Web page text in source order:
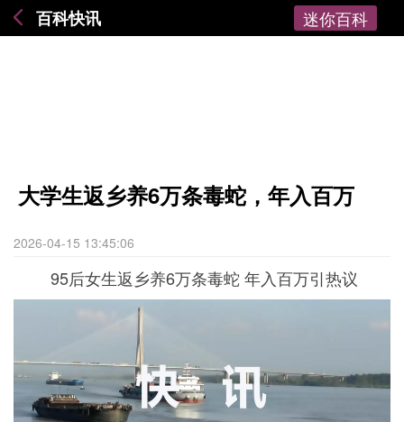
百科快讯 迷你百科
大学生返乡养6万条毒蛇，年入百万
2026-04-15 13:45:06
95后女生返乡养6万条毒蛇 年入百万引热议